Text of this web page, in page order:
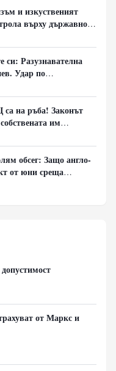
и изкуственият
върху държавното
си: Разузнавателна
Удар по
добрата дипломация
на ръба! Законът
им
обсег: Защо англо-
от юни среща
от Маркс и